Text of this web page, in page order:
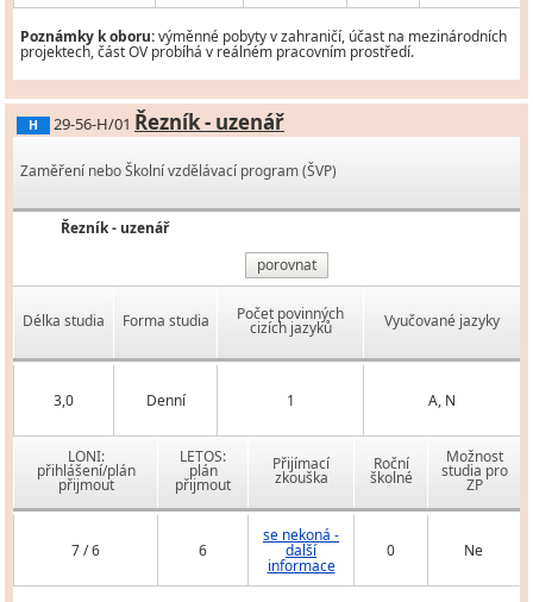
Poznámky k oboru:výměnné pobyty v zahraničí, účast na mezinárodních
projektech, část OV probíhá v reálném pracovním prostředí.
H 29-56-H/01 Řezník - uzenář
Zaměření nebo Školní vzdělávací program (ŠVP)
Řezník - uzenář
porovnat
Délka studia Forma studia Počet povinných
cizích jazyků Vyučované jazyky
3,0 Denní 1 A, N
LONI:
přihlášení/plán
přijmout
LETOS:
plán
přijmout
Přijímací
zkouška
Roční
školné
Možnost
studia pro
ZP
7 / 6 6
se nekoná -
další
informace
0 Ne